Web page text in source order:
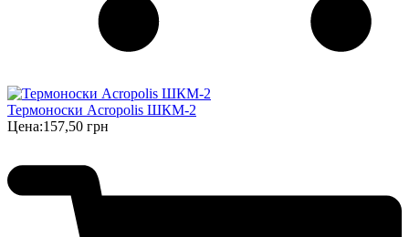
Термоноски Acropolis ШКМ-2
Цена:157,50 грн